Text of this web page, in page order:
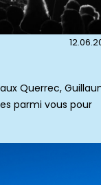
Querrec,
parmi vous pour